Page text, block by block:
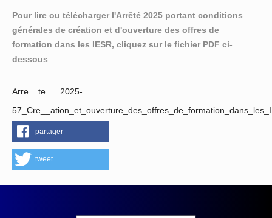
Pour lire ou télécharger l'Arrêté 2025 portant conditions
générales de création et d'ouverture des offres de
formation dans les IESR, cliquez sur le fichier PDF ci-
dessous
Arre__te___2025-
partager
tweet